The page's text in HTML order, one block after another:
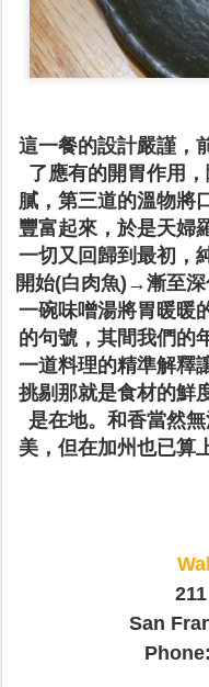
這一餐的設計嚴謹，
了應有的開胃作用
膩，第三道的溫物將
豐富起來，於是天婦
一切又回歸到最初，
開始(白肉魚)→漸至深
一碗味噌湯將胃暖暖
的句號，其間我們的
一道料理的精準解釋
挑剔那就是食材的鮮
是在地。 和香當然
美，但在加州也已算
San
Phone: